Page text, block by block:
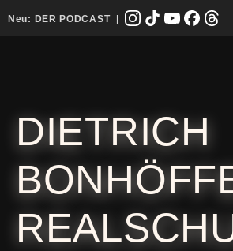
Neu: DER PODCAST|
DIETRICH